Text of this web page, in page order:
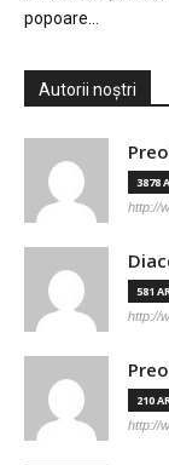
popoare…
Autorii noștri
3878
http://
581
http://
210
http://